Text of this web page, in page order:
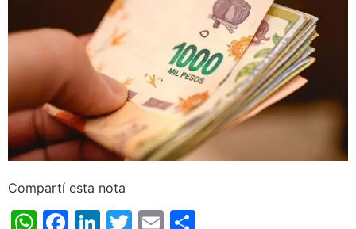
Compartí esta nota
WhatsApp
Facebook
LinkedIn
Twitter
Email